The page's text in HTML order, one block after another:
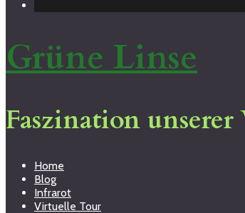
Grüne Linse
Faszination
Home
Blog
Infrarot
Virtuelle Tour